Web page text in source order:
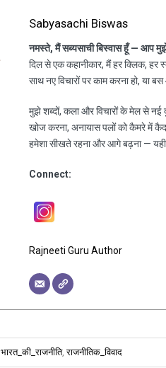
Sabyasachi Biswas
नमस्ते, मैं सब्यसाची बिस्वास हूँ — आप
दिल से एक कहानीकार, मैं हर क्लिक, हर
साथ नए विचारों पर काम करना हो, या
मुझे शब्दों, कला और विचारों के मेल से नई
खोज करना, अनायास पलों को कैमरे में
हमेशा सीखते रहना और आगे बढ़ना —
Connect:
Rajneeti Guru Author
भारत_की_राजनीति,राजनीतिक_विवाद